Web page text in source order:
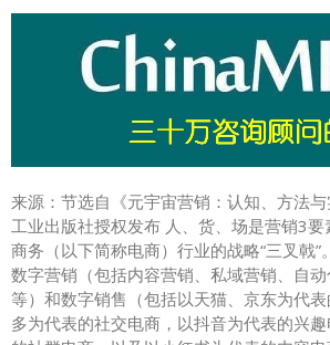
来源：节选自《元宇宙营销：认知、方法
工业出版社授权发布 人、货、场是营销3
商务（以下简称电商）行业的战略“三叉戟”
数字营销（包括内容营销、私域营销、自
等）和数字销售（包括以天猫、京东为代
多为代表的社交电商，以抖音为代表的兴